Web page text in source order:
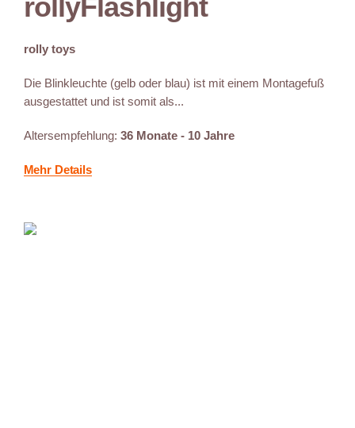
rollyFlashlight
rolly toys
Die Blinkleuchte (gelb oder blau) ist mit einem Montagefuß
ausgestattet und ist somit als...
Altersempfehlung: 36 Monate - 10 Jahre
Mehr Details